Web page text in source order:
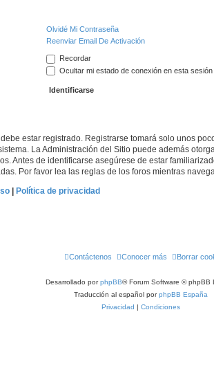
Olvidé Mi Contraseña
Reenviar Email De Activación
Recordar
Ocultar mi estado de conexión en esta sesión
estar registrado. Registrarse tomará solo unos
La Administración del Sitio puede además
Antes de identificarse asegúrese de estar
Por favor lea las reglas de los foros mientras
| Política de privacidad
Borrar
Conocer más
Contáctenos
Desarrollado porphpBB® Forum Software © phpBB
Traducción al español porphpBB España
Privacidad | Condiciones